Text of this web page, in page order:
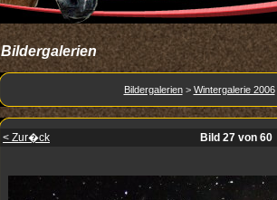
Bildergalerien
Bildergalerien> Wintergalerie 2006
< Zur�ck Bild 27 von 60